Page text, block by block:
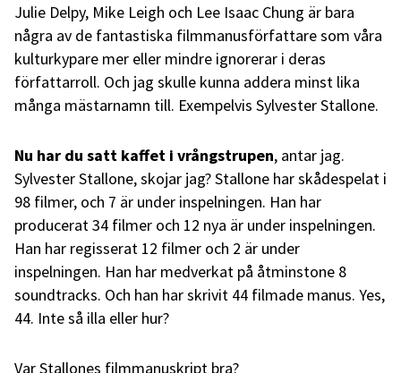
Julie Delpy, Mike Leigh och Lee Isaac Chung är bara
några av de fantastiska filmmanusförfattare som våra
kulturkypare mer eller mindre ignorerar i deras
författarroll. Och jag skulle kunna addera minst lika
många mästarnamn till. Exempelvis Sylvester Stallone.
Nu har du satt kaffet i vrångstrupen, antar jag.
Sylvester Stallone, skojar jag? Stallone har skådespelat i
98 filmer, och 7 är under inspelningen. Han har
producerat 34 filmer och 12 nya är under inspelningen.
Han har regisserat 12 filmer och 2 är under
inspelningen. Han har medverkat på åtminstone 8
soundtracks. Och han har skrivit 44 filmade manus. Yes,
44. Inte så illa eller hur?
Var Stallones filmmanuskript bra?